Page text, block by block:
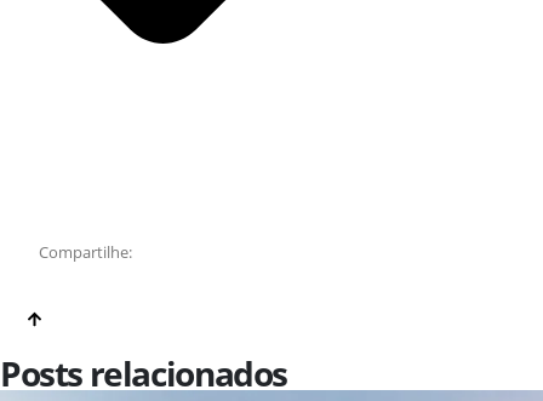
Compartilhe:
Posts relacionados